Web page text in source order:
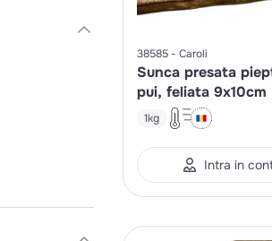
38585 Caroli
Sunca presata
pui, feliata 9x10cm
1kg
Intra in